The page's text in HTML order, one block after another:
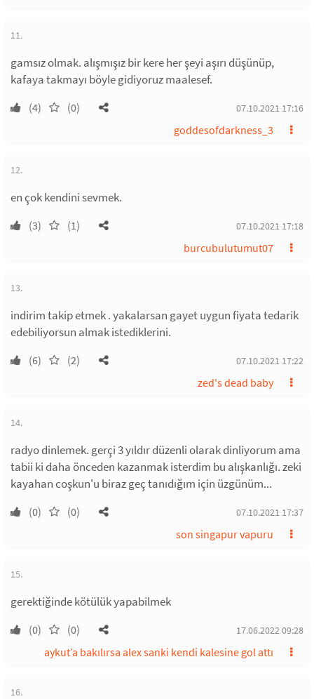
11.
gamsız olmak. alışmışız bir kere her şeyi aşırı düşünüp,
kafaya takmayı böyle gidiyoruz maalesef.
(4) (0) 07.10.2021 17:16
goddesofdarkness_3
12.
en çok kendini sevmek.
(3) (1) 07.10.2021 17:18
burcubulutumut07
13.
indirim takip etmek . yakalarsan gayet uygun fiyata tedarik
edebiliyorsun almak istediklerini.
(6) (2) 07.10.2021 17:22
zed's dead baby
14.
radyo dinlemek. gerçi 3 yıldır düzenli olarak dinliyorum ama
tabii ki daha önceden kazanmak isterdim bu alışkanlığı. zeki
kayahan coşkun'u biraz geç tanıdığım için üzgünüm...
(0) (0) 07.10.2021 17:37
son singapur vapuru
15.
gerektiğinde kötülük yapabilmek
(0) (0) 17.06.2022 09:28
aykut’a bakılırsa alex sanki kendi kalesine gol attı
16.